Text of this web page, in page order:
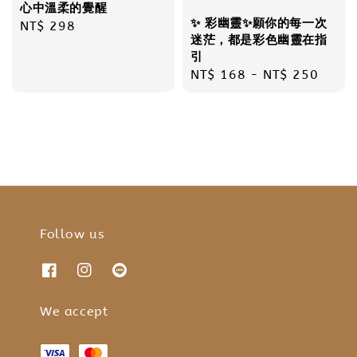
心中溫柔的覺醒
Regular
NT$ 298
✨ 彩幽靈✨願你的每一次
迷茫，都是彩色幽靈在指
引
Regular
NT$ 168 - NT$ 250
Follow us
We accept